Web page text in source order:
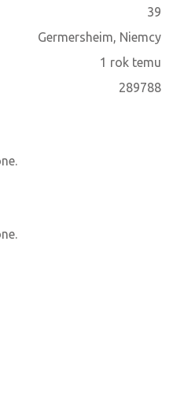
39
Germersheim, Niemcy
1 rok temu
289788